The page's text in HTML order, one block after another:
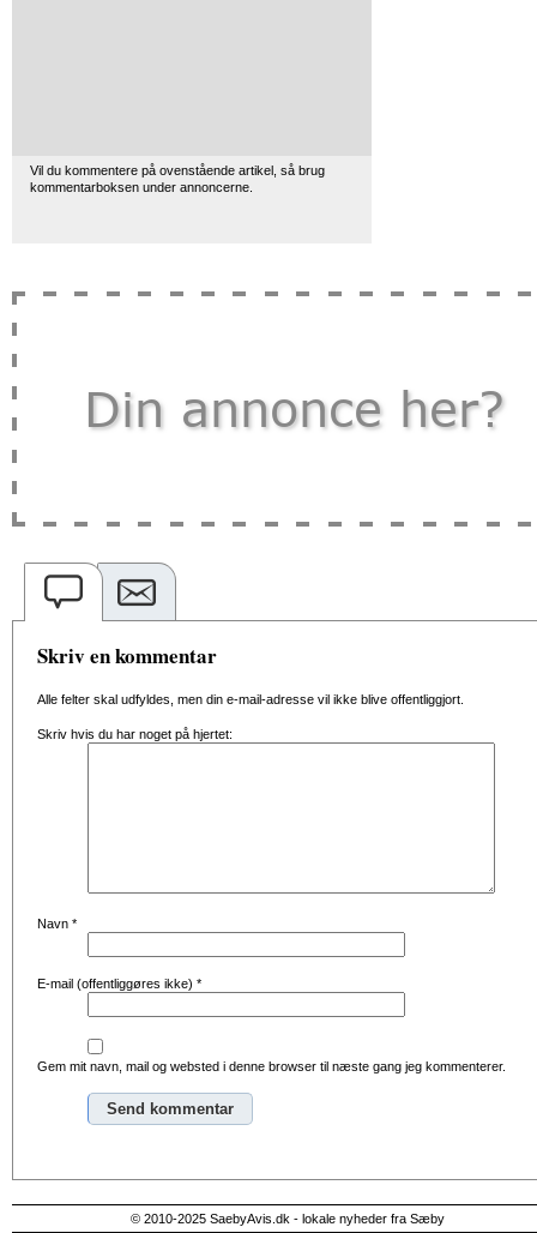
Vil du kommentere på ovenstående artikel, så brug
kommentarboksen under annoncerne.
Skriv en kommentar
Alle felter skal udfyldes, men din e-mail-adresse vil ikke blive offentliggjort.
Skriv hvis du har noget på hjertet:
Navn *
E-mail (offentliggøres ikke) *
Gem mit navn, mail og websted i denne browser til næste gang jeg kommenterer.
© 2010-2025 SaebyAvis.dk - lokale nyheder fra Sæby